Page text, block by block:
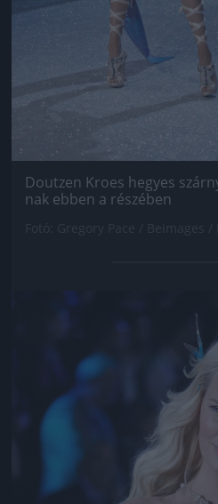
Doutzen Kroes hegyes
nak ebben a részében
Jön még